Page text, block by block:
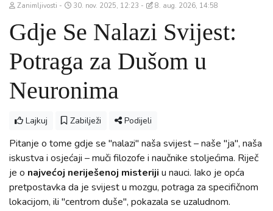
Zanimljivosti 30. nov. 2025, 12:23 8. aug. 2026, 14:58
Gdje Se Nalazi Svijest:
Potraga za Dušom u
Neuronima
Lajkuj Zabilježi Podijeli
Pitanje o tome gdje se "nalazi" naša svijest – naše "ja", naša
iskustva i osjećaji – muči filozofe i naučnike stoljećima. Riječ
je o najvećoj neriješenoj misteriji u nauci. Iako je opća
pretpostavka da je svijest u mozgu, potraga za specifičnom
lokacijom, ili "centrom duše", pokazala se uzaludnom.